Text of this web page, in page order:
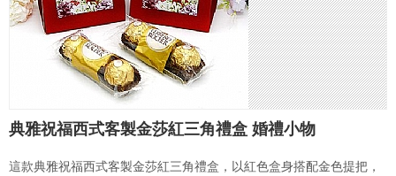
典雅祝福西式客製金莎紅三角禮盒 婚禮小物
這款典雅祝福西式客製金莎紅三角禮盒，以紅色盒身搭配金色提把，